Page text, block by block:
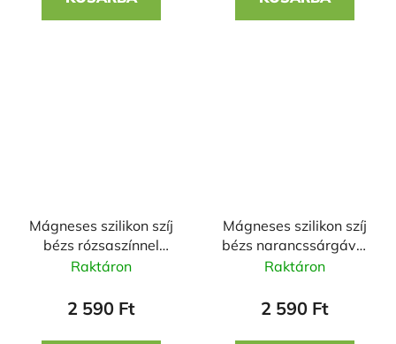
Mágneses szilikon szíj
bézs rózsaszínnel
22mm
Raktáron
2 590 Ft
Mágneses szilikon szíj
bézs narancssárgával
22mm
Raktáron
2 590 Ft